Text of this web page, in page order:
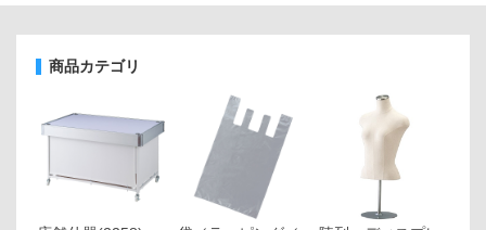
商品カテゴリ